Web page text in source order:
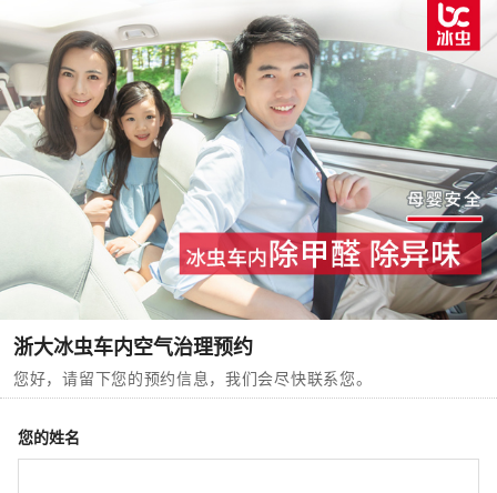
浙大冰虫车内空气治理预约
您好，请留下您的预约信息，我们会尽快联系您。
您的姓名